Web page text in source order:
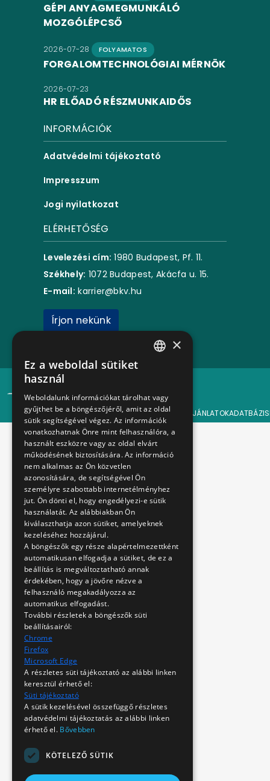
GÉPI ANYAGMEGMUNKÁLÓ
MOZGÓLÉPCSŐ
2026-07-28 FOLYAMATOS
FORGALOMTECHNOLÓGIAI MÉRNÖK
2026-07-23
HR ELŐADÓ RÉSZMUNKAIDŐS
INFORMÁCIÓK
Adatvédelmi tájékoztató
Impresszum
Jogi nyilatkozat
ELÉRHETŐSÉG
Levelezési cím: 1980 Budapest, Pf. 11.
Székhely: 1072 Budapest, Akácfa u. 15.
E-mail: karrier@bkv.hu
Írjon nekünk
FŐOLDALÁLLÁSAJÁNLATOKADATBÁZIS
×
Ez a weboldal sütiket
használ
Weboldalunk információkat tárolhat vagy
gyűjthet be a böngészőjéről, amit az oldal
sütik segítségével végez. Az információk
vonatkozhatnak Önre mint felhasználóra, a
használt eszközre vagy az oldal elvárt
működésének biztosítására. Az információ
nem alkalmas az Ön közvetlen
azonosítására, de segítségével Ön
személyre szabottabb internetélményhez
jut. Ön dönti el, hogy engedélyezi-e sütik
használatát. Az alábbiakban Ön
kiválaszthatja azon sütiket, amelyeknek
kezeléséhez hozzájárul.
A böngészők egy része alapértelmezettként
automatikusan elfogadja a sütiket, de ez a
beállítás is megváltoztatható annak
érdekében, hogy a jövőre nézve a
felhasználó megakadályozza az
automatikus elfogadást.
További részletek a böngészők süti
beállításairól:
Chrome
Firefox
Microsoft Edge
A részletes süti tájékoztató az alábbi linken
keresztül érhető el:
Süti tájékoztató
A sütik kezelésével összefüggő részletes
adatvédelmi tájékoztatás az alábbi linken
érhető el. Bővebben
KÖTELEZŐ SÜTIK